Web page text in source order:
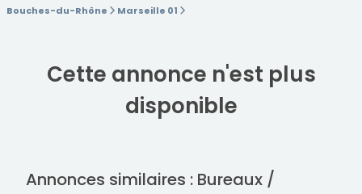
Bouches-du-Rhône
Marseille 01
Cette annonce n'est plus
disponible
Annonces similaires : Bureaux /